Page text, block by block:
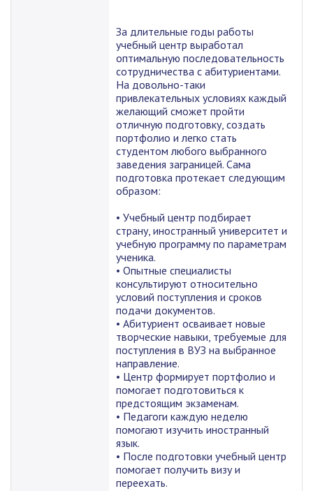
За длительные годы работы
учебный центр выработал
оптимальную последовательность
сотрудничества с абитуриентами.
На довольно-таки
привлекательных условиях каждый
желающий сможет пройти
отличную подготовку, создать
портфолио и легко стать
студентом любого выбранного
заведения заграницей. Сама
подготовка протекает следующим
образом:
• Учебный центр подбирает
страну, иностранный университет и
учебную программу по параметрам
ученика.
• Опытные специалисты
консультируют относительно
условий поступления и сроков
подачи документов.
• Абитуриент осваивает новые
творческие навыки, требуемые для
поступления в ВУЗ на выбранное
направление.
• Центр формирует портфолио и
помогает подготовиться к
предстоящим экзаменам.
• Педагоги каждую неделю
помогают изучить иностранный
язык.
• После подготовки учебный центр
помогает получить визу и
переехать.